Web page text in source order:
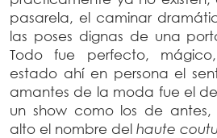
pasarela, el caminar
las poses dignas de una
Todo fue perfecto,
estado ahí en persona el
amantes de la moda fue el
un show como los de
alto el nombre del haute